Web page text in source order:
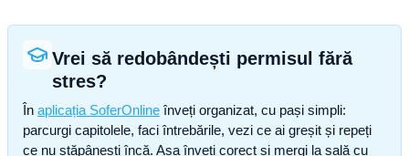
Vrei să redobândești permisul fără
stres?
În aplicația SoferOnline înveți organizat, cu pași simpli:
parcurgi capitolele, faci întrebările, vezi ce ai greșit și repeți
ce nu stăpânești încă. Așa înveți corect și mergi la sală cu